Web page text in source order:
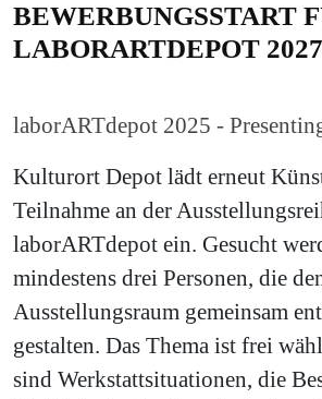
BEWERBUNGSSTART
LABORARTDEPOT 2027
laborARTdepot 2025 -
Kulturort Depot lädt erneut
Teilnahme an der
laborARTdepot ein. Gesucht
mindestens drei Personen, die
Ausstellungsraum gemeinsam
gestalten. Das Thema ist frei
sind Werkstattsituationen, die